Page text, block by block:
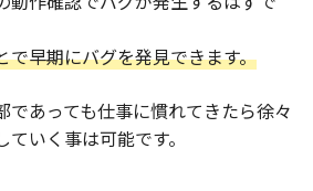
で早期にバグを発見できます。
であっても仕事に慣れてきたら徐々
いく事は可能です。